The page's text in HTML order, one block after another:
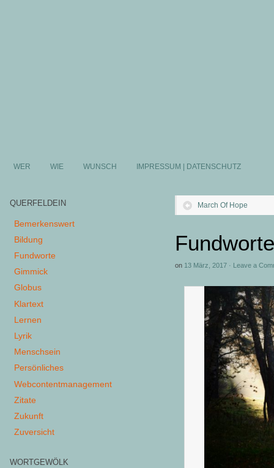
WER WIE WUNSCH IMPRESSUM | DATENSCHUTZ
March Of Hope
on 13 März, 2017 · Leave a
QUERFELDEIN
Bemerkenswert
Bildung
Fundworte
Gimmick
Globus
Klartext
Lernen
Lyrik
Menschsein
Persönliches
Webcontentmanagement
Zitate
Zukunft
Zuversicht
WORTGEWÖLK